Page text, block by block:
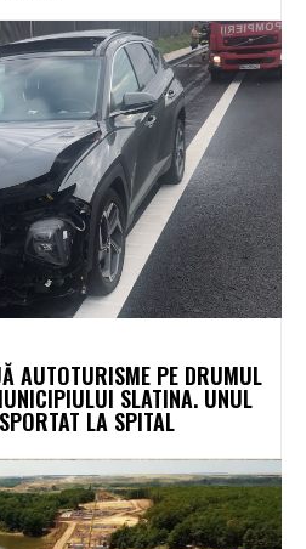
AUTOTURISME PE DRUMUL
SLATINA. UNUL
LA SPITAL